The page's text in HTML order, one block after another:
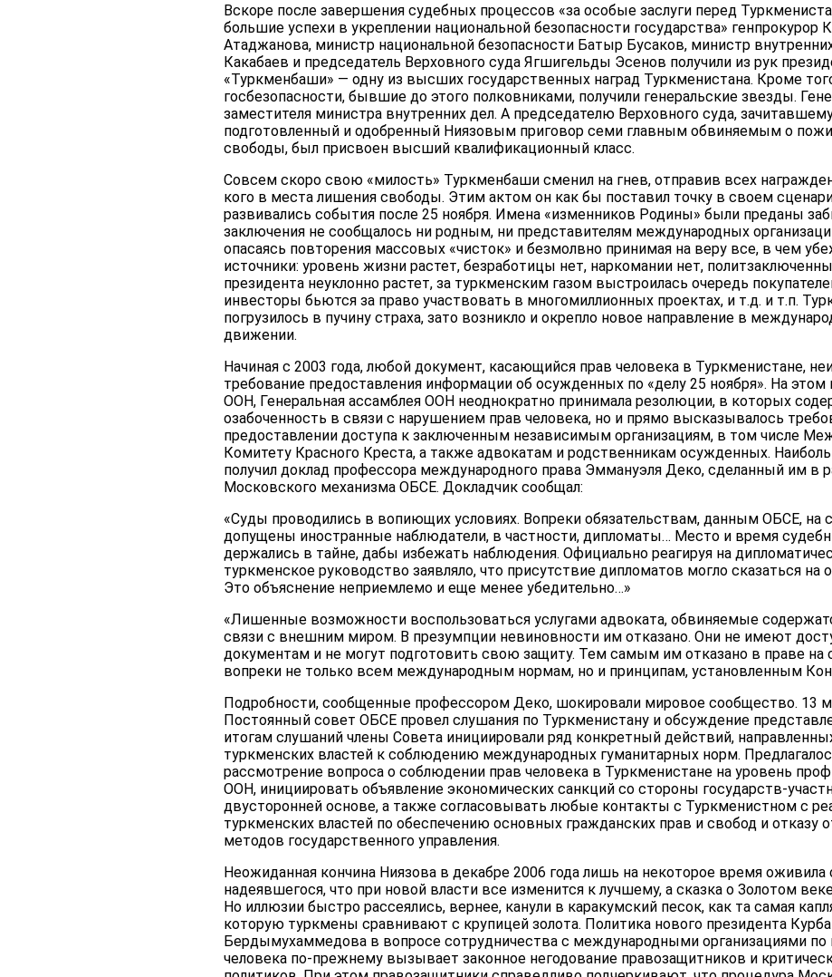
Вскоре после завершения судебных процессов «за особые заслуги перед
большие успехи в укреплении национальной безопасности государства» генпрокурор
Атаджанова, министр национальной безопасности Батыр Бусаков, министр
Какабаев и председатель Верховного суда Ягшигельды Эсенов получили из рук
«Туркменбаши» — одну из высших государственных наград Туркменистана. Кроме
госбезопасности, бывшие до этого полковниками, получили генеральские звезды.
заместителя министра внутренних дел. А председателю Верховного суда,
подготовленный и одобренный Ниязовым приговор семи главным обвиняемым о
свободы, был присвоен высший квалификационный класс.
Совсем скоро свою «милость» Туркменбаши сменил на гнев, отправив всех
кого в места лишения свободы. Этим актом он как бы поставил точку в своем
развивались события после 25 ноября. Имена «изменников Родины» были преданы
заключения не сообщалось ни родным, ни представителям международных
опасаясь повторения массовых «чисток» и безмолвно принимая на веру все, в чем
источники: уровень жизни растет, безработицы нет, наркомании нет,
президента неуклонно растет, за туркменским газом выстроилась очередь
инвесторы бьются за право участвовать в многомиллионных проектах, и т.д. и т.п.
погрузилось в пучину страха, зато возникло и окрепло новое направление в
движении.
Начиная с 2003 года, любой документ, касающийся прав человека в Туркменистане,
требование предоставления информации об осужденных по «делу 25 ноября». На
ООН, Генеральная ассамблея ООН неоднократно принимала резолюции, в которых
озабоченность в связи с нарушением прав человека, но и прямо высказывалось
предоставлении доступа к заключенным независимым организациям, в том числе
Комитету Красного Креста, а также адвокатам и родственникам осужденных.
получил доклад профессора международного права Эммануэля Деко, сделанный им в
Московского механизма ОБСЕ. Докладчик сообщал:
«Суды проводились в вопиющих условиях. Вопреки обязательствам, данным ОБСЕ, на
допущены иностранные наблюдатели, в частности, дипломаты… Место и время
держались в тайне, дабы избежать наблюдения. Официально реагируя на
туркменское руководство заявляло, что присутствие дипломатов могло сказаться на
Это объяснение неприемлемо и еще менее убедительно…»
«Лишенные возможности воспользоваться услугами адвоката, обвиняемые
связи с внешним миром. В презумпции невиновности им отказано. Они не имеют
документам и не могут подготовить свою защиту. Тем самым им отказано в праве на
вопреки не только всем международным нормам, но и принципам, установленным
Подробности, сообщенные профессором Деко, шокировали мировое сообщество. 13
Постоянный совет ОБСЕ провел слушания по Туркменистану и обсуждение
итогам слушаний члены Cовета инициировали ряд конкретный действий,
туркменских властей к соблюдению международных гуманитарных норм.
рассмотрение вопроса о соблюдении прав человека в Туркменистане на уровень
ООН, инициировать объявление экономических санкций со стороны государств-
двусторонней основе, а также согласовывать любые контакты с Туркменистном с
туркменских властей по обеспечению основных гражданских прав и свобод и отказу
методов государственного управления.
Неожиданная кончина Ниязова в декабре 2006 года лишь на некоторое время
надеявшегося, что при новой власти все изменится к лучшему, а сказка о Золотом
Но иллюзии быстро рассеялись, вернее, канули в каракумский песок, как та самая
которую туркмены сравнивают с крупицей золота. Политика нового президента
Бердымухаммедова в вопросе сотрудничества с международными организациями по
человека по-прежнему вызывает законное негодование правозащитников и